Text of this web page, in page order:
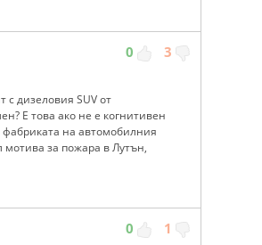
0 3
дизеловия SUV от
Е това ако не е когнитивен
на автомобилния
мотива за пожара в Лутън,
0 1